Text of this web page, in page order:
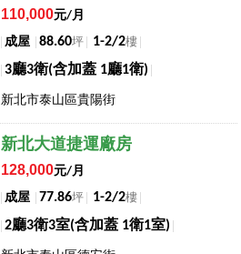
110,000元/月
成屋
88.60坪 1-2/2樓
3廳3衛(含加蓋 1廳1衛)
新北市泰山區貴陽街
新北大道捷運廠房
128,000元/月
成屋
77.86坪 1-2/2樓
2廳3衛3室(含加蓋 1衛1室)